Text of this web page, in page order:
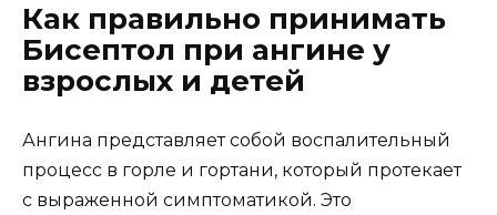
Как правильно принимать
Бисептол при ангине у
взрослых и детей
Ангина представляет собой воспалительный
процесс в горле и гортани, который протекает
с выраженной симптоматикой. Это